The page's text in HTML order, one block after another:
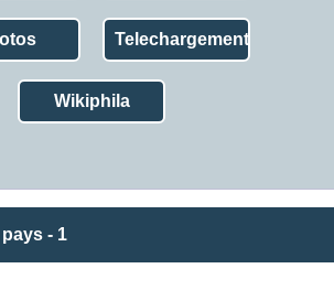
Telechargement
Wikiphila
- 1